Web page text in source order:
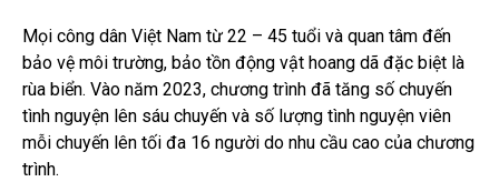
Mọi công dân Việt Nam từ 22 – 45 tuổi và quan tâm đến
bảo vệ môi trường, bảo tồn động vật hoang dã đặc biệt là
rùa biển. Vào năm 2023, chương trình đã tăng số chuyến
tình nguyện lên sáu chuyến và số lượng tình nguyện viên
mỗi chuyến lên tối đa 16 người do nhu cầu cao của chương
trình.